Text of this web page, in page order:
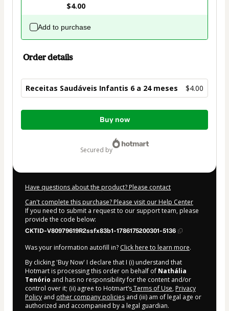
$4.00
Add to purchase
Order details
Receitas Saudáveis Infantis 6 a 24 meses $4.00
Total
Buy now
secured by
Have questions about the product? Please contact
Can't complete this purchase? Please visit our Help Center
If you need to submit a request to our support team, please
provide the code below:
CKTID-V80979619R2ssfx83b1-1786175200301-5136
Was your information autofill in? Click here to learn more.
By clicking 'Buy Now' I declare that I (i) understand that
Hotmart is processing this order on behalf of Nathália
Tenório and has no responsibility for the content and/or
control over it; (ii) agree to Hotmart’sTerms of Use, Privacy
Policy and other company policies and (iii) am of legal age or
authorized and accompanied by a legal guardian.